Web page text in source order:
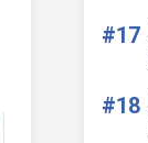
#17
#18